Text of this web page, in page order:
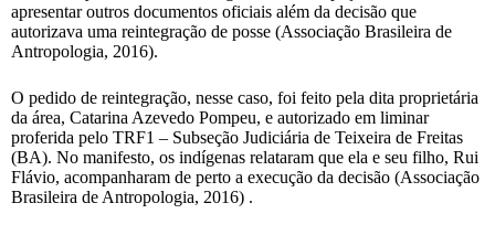
apresentar outros documentos oficiais além da decisão que
autorizava uma reintegração de posse (Associação Brasileira de
Antropologia, 2016).
O pedido de reintegração, nesse caso, foi feito pela dita proprietária
da área, Catarina Azevedo Pompeu, e autorizado em liminar
proferida pelo TRF1 – Subseção Judiciária de Teixeira de Freitas
(BA). No manifesto, os indígenas relataram que ela e seu filho, Rui
Flávio, acompanharam de perto a execução da decisão (Associação
Brasileira de Antropologia, 2016) .